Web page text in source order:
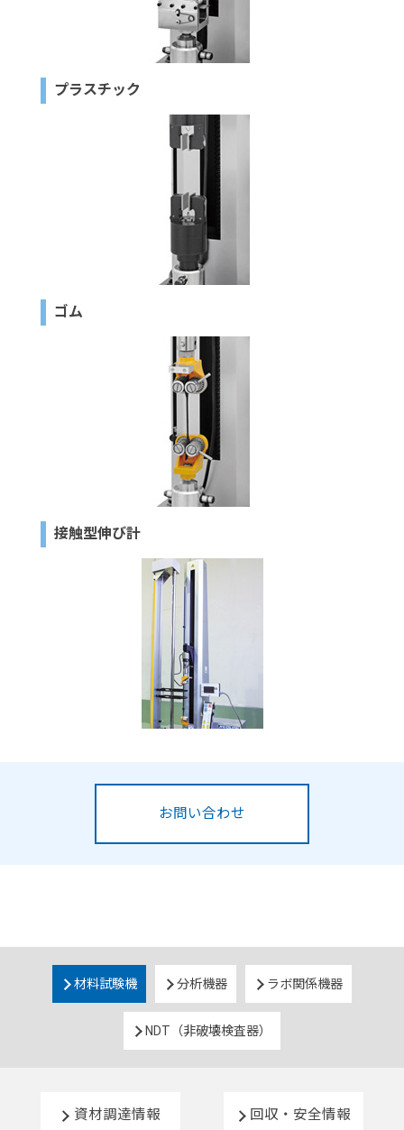
プラスチック
ゴム
接触型伸び計
お問い合わせ
材料試験機 分析機器 ラボ関係機器
NDT（非破壊検査器）
資材調達情報 回収・安全情報